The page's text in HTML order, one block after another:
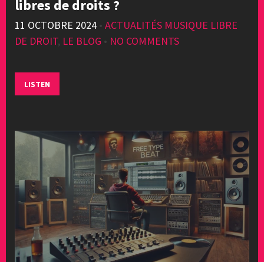
libres de droits ?
11 OCTOBRE 2024 • ACTUALITÉS MUSIQUE LIBRE
DE DROIT, LE BLOG • NO COMMENTS
LISTEN